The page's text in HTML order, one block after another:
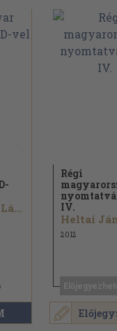
Kelecsényi László...
Régi
IV.
Heltai
2012